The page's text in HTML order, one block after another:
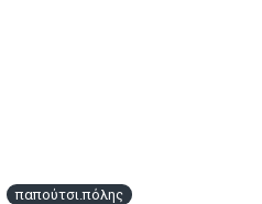
παπούτσι.πόλης